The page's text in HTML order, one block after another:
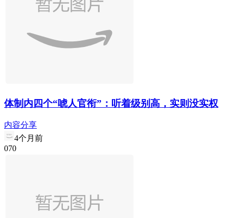
体制内四个“唬人官衔”：听着级别高，实则没实权
内容分享
4个月前
070